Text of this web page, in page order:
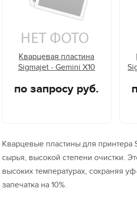
Кварцевая пластина
Sigmajet - Gemini X10
по запросу руб.
Кварцевые пластины для принтера
сырья, высокой степени очистки.
высоких температурах, сохраняя
запечатка на 10%.